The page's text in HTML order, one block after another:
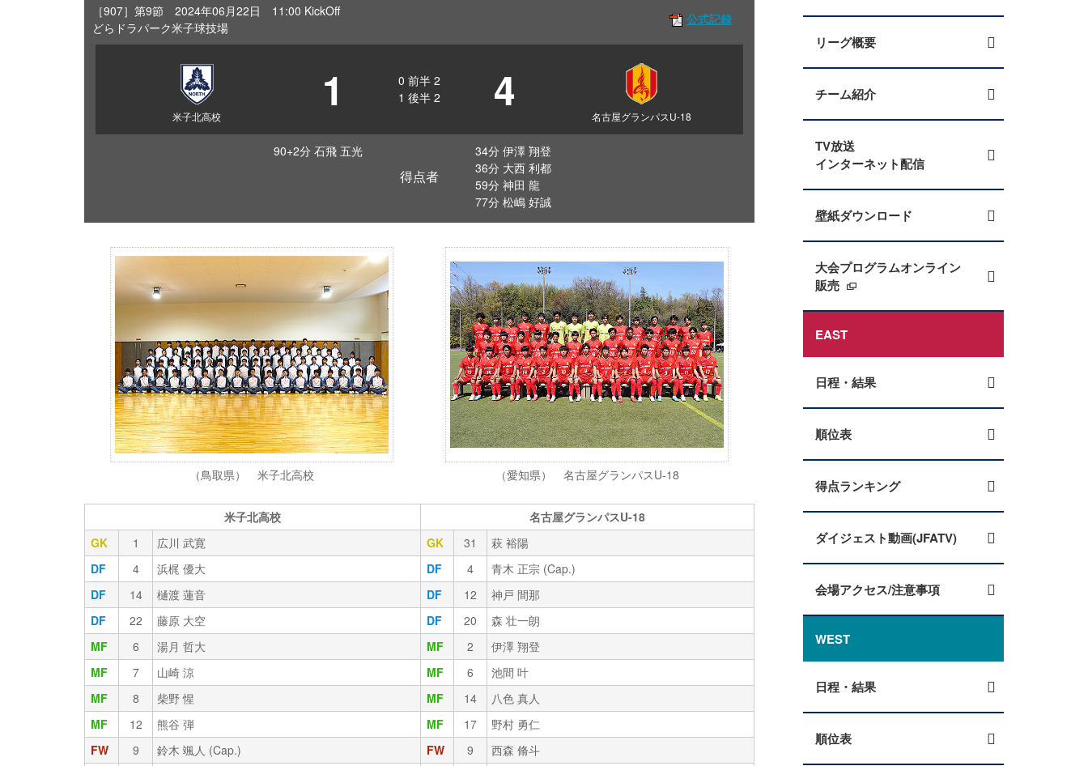
［907］第9節 2024年06月22日 11:00 KickOff
どらドラパーク米子球技場
公式記録
米子北高校 1 0 前半 2
1 後半 2 4 名古屋グランパスU-18
90+2分 石飛 五光
得点者
34分 伊澤 翔登
36分 大西 利都
59分 神田 龍
77分 松嶋 好誠
（鳥取県） 米子北高校 （愛知県） 名古屋グランパスU-18
米子北高校
名古屋グランパスU-18
GK
1 広川 武寛 GK 31
萩 裕陽
DF
4 浜梶 優大 DF 4
青木 正宗 (Cap.)
DF
14 樋渡 蓮音 DF 12
神戸 間那
DF
22 藤原 大空 DF 20
森 壮一朗
MF
6 湯月 哲大 MF 2
伊澤 翔登
MF
7 山崎 涼 MF 6
池間 叶
MF
8 柴野 惺 MF 14
八色 真人
MF
12 熊谷 弾 MF 17
野村 勇仁
FW
9 鈴木 颯人 (Cap.) FW 9
西森 脩斗
リーグ概要
チーム紹介
TV放送
インターネット配信
壁紙ダウンロード
大会プログラムオンライン
販売
EAST
日程・結果
順位表
得点ランキング
ダイジェスト動画(JFATV)
会場アクセス/注意事項
WEST
日程・結果
順位表